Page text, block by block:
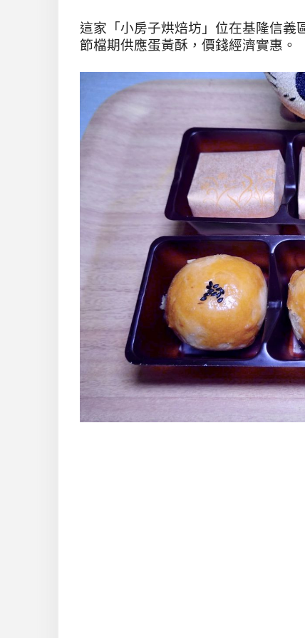
這家「小房子烘焙坊」位在基隆信義
節檔期供應蛋黃酥，價錢經濟實惠。